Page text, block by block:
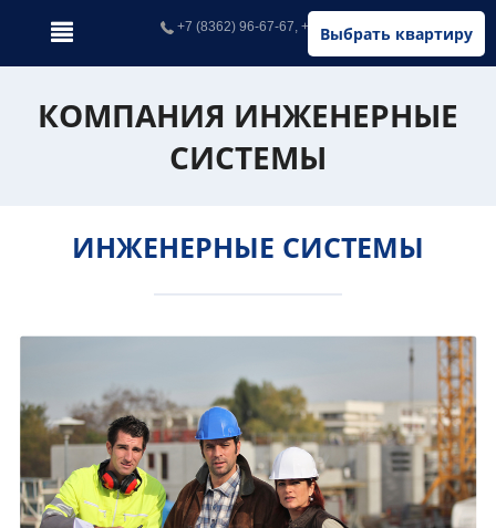
Выбрать квартиру
+7 (8362) 96-67-67, +7 (902) 326-67-67
КОМПАНИЯ ИНЖЕНЕРНЫЕ
СИСТЕМЫ
ИНЖЕНЕРНЫЕ СИСТЕМЫ